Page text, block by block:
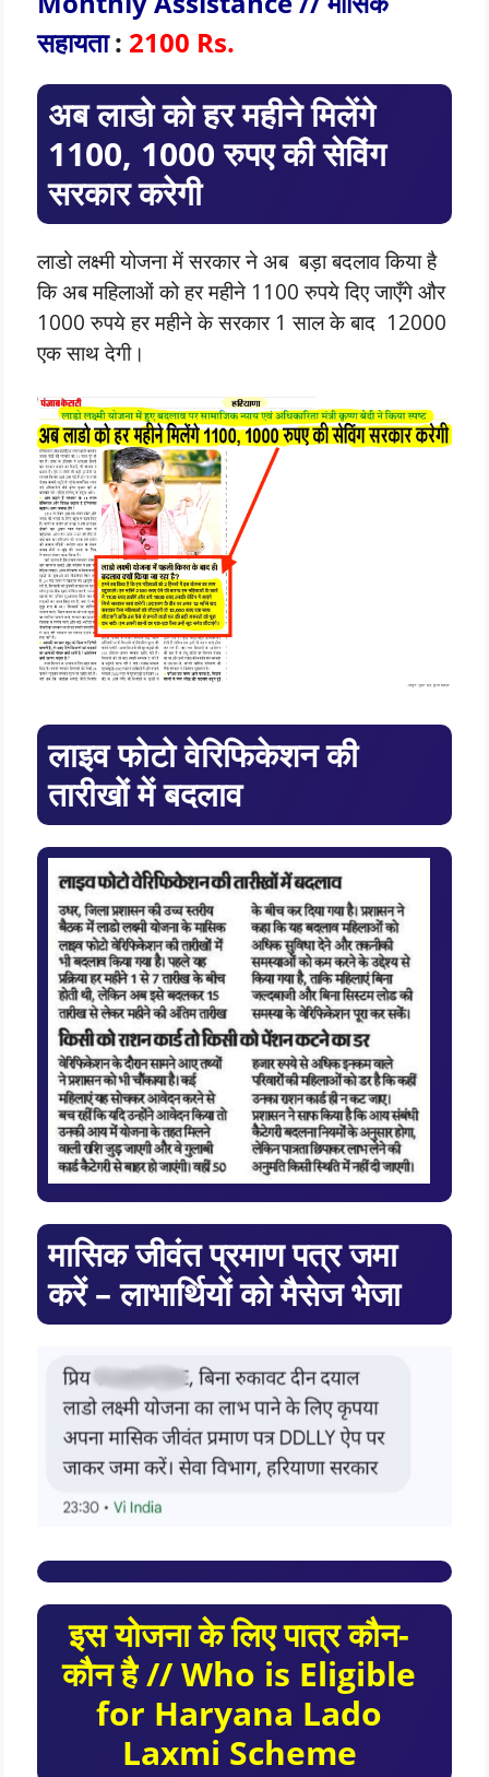
सहायता: 2100 Rs.
अब लाडो को हर महीने मिलेंगे
1100, 1000 रुपए की सेविंग
सरकार करेगी
लाडो लक्ष्मी योजना में सरकार ने अब बड़ा बदलाव किया है
कि अब महिलाओं को हर महीने 1100 रुपये दिए जाएँगे और
1000 रुपये हर महीने के सरकार 1 साल के बाद 12000
एक साथ देगी।
लाइव फोटो वेरिफिकेशन की
तारीखों में बदलाव
मासिक जीवंत प्रमाण पत्र जमा
करें – लाभार्थियों को मैसेज भेजा
इस योजना के लिए पात्र कौन-
कौन है // Who is Eligible
for Haryana Lado
Laxmi Scheme